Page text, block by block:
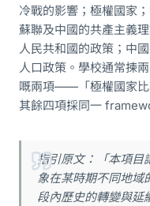
冷戰的影響；極權國家
蘇聯及中國的共產主義
人民共和國的政策；中
人口政策。學校通常揀
嘅兩項——「極權國家
其餘四項採同一
指引原文：「本項目
象在某時期不同地域
段內歷史的轉變與延